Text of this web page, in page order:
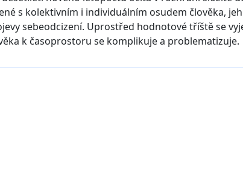
s kolektivním i individuálním osudem člověka,
sebeodcizení. Uprostřed hodnotové tříště se
k časoprostoru se komplikuje a problematizuje.